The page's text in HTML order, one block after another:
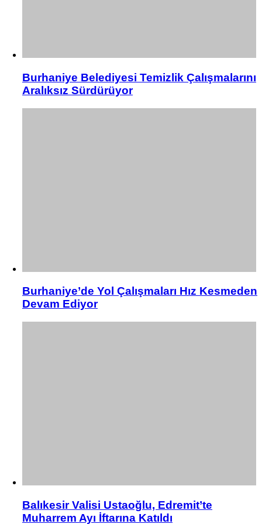
Burhaniye Belediyesi Temizlik Çalışmalarını
Aralıksız Sürdürüyor
Burhaniye’de Yol Çalışmaları Hız Kesmeden
Devam Ediyor
Balıkesir Valisi Ustaoğlu, Edremit’te
Muharrem Ayı İftarına Katıldı